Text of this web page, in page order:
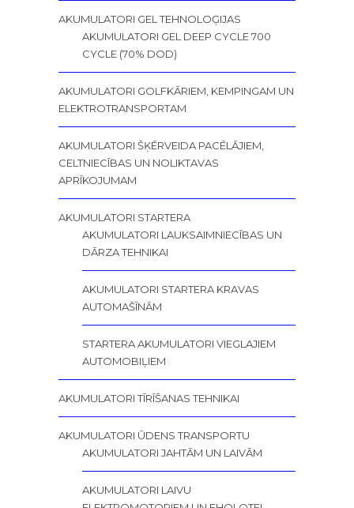
AKUMULATORI GEL TEHNOLOĢIJAS
AKUMULATORI GEL DEEP CYCLE 700
CYCLE (70% DOD)
AKUMULATORI GOLFKĀRIEM, KEMPINGAM UN
ELEKTROTRANSPORTAM
AKUMULATORI ŠĶĒRVEIDA PACĒLĀJIEM,
CELTNIECĪBAS UN NOLIKTAVAS
APRĪKOJUMAM
AKUMULATORI STARTERA
AKUMULATORI LAUKSAIMNIECĪBAS UN
DĀRZA TEHNIKAI
AKUMULATORI STARTERA KRAVAS
AUTOMAŠĪNĀM
STARTERA AKUMULATORI VIEGLAJIEM
AUTOMOBIĻIEM
AKUMULATORI TĪRĪŠANAS TEHNIKAI
AKUMULATORI ŪDENS TRANSPORTU
AKUMULATORI JAHTĀM UN LAIVĀM
AKUMULATORI LAIVU